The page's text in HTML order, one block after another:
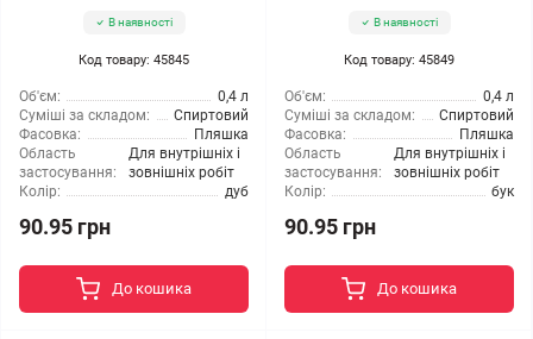
В наявності
Код товару: 45845
Об'єм:
0,4 л
Суміші за складом:
Спиртовий
Фасовка:
Пляшка
Область
застосування:
Для внутрішніх і
зовнішніх робіт
Колір:
дуб
90.95 грн
До кошика
В наявності
Код товару: 45849
Об'єм:
0,4 л
Суміші за складом:
Спиртовий
Фасовка:
Пляшка
Область
застосування:
Для внутрішніх і
зовнішніх робіт
Колір:
бук
90.95 грн
До кошика